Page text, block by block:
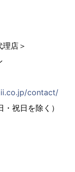
店＞
contact/
祝日を除く）